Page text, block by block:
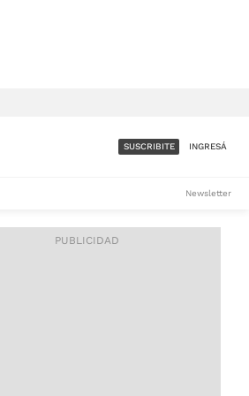
ACCESO FULL - $1.800/MES
SUSCRIBITE INGRESÁ
Newsletter